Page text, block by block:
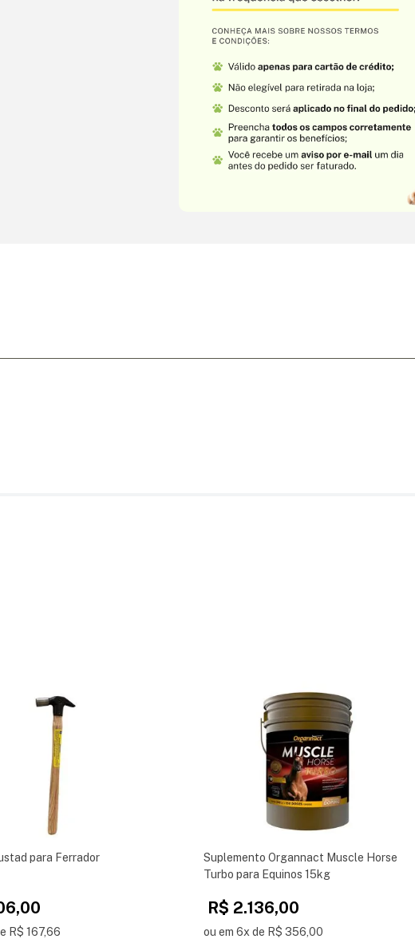
para Ferrador
R$ 167,66
Suplemento Organnact Muscle Horse
Turbo para Equinos 15kg
R$ 2.136,00
ou em 6x de R$ 356,00